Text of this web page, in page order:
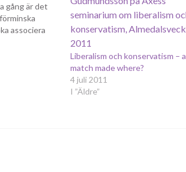
gång är det
associera
inte har - i
Liberalism och konservatism – a
match made where?
4 juli 2011
I ”Äldre”